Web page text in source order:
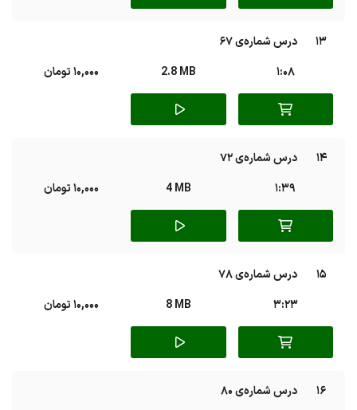
13
درس شماره‌ی 67
1:08
2.8 MB 10,000 تومان
14
درس شماره‌ی 72
1:39
4 MB 10,000 تومان
15
درس شماره‌ی 78
3:23
8 MB 10,000 تومان
16
درس شماره‌ی 80